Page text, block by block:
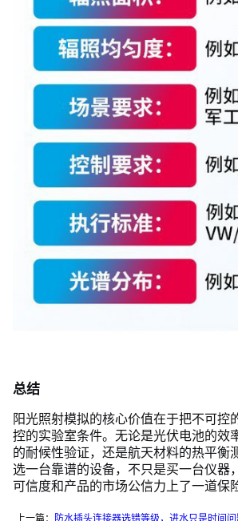
总结
阳光照射模拟的核心价值在于把不可控
控的实验室条件。无论是光伏电池的效
的耐候性验证，还是航天材料的热平衡
选一台靠谱的设备，不只是买一台仪器
可信度和产品的市场公信力上了一道保险
上一篇： 防水插头连接器选错等级，进水只是时间问